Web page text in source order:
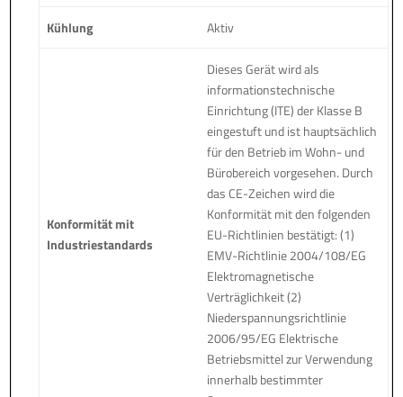
Kühlung Aktiv
Konformität mit
Industriestandards
Dieses Gerät wird als
informationstechnische
Einrichtung (ITE) der Klasse B
eingestuft und ist hauptsächlich
für den Betrieb im Wohn- und
Bürobereich vorgesehen. Durch
das CE-Zeichen wird die
Konformität mit den folgenden
EU-Richtlinien bestätigt: (1)
EMV-Richtlinie 2004/108/EG
Elektromagnetische
Verträglichkeit (2)
Niederspannungsrichtlinie
2006/95/EG Elektrische
Betriebsmittel zur Verwendung
innerhalb bestimmter